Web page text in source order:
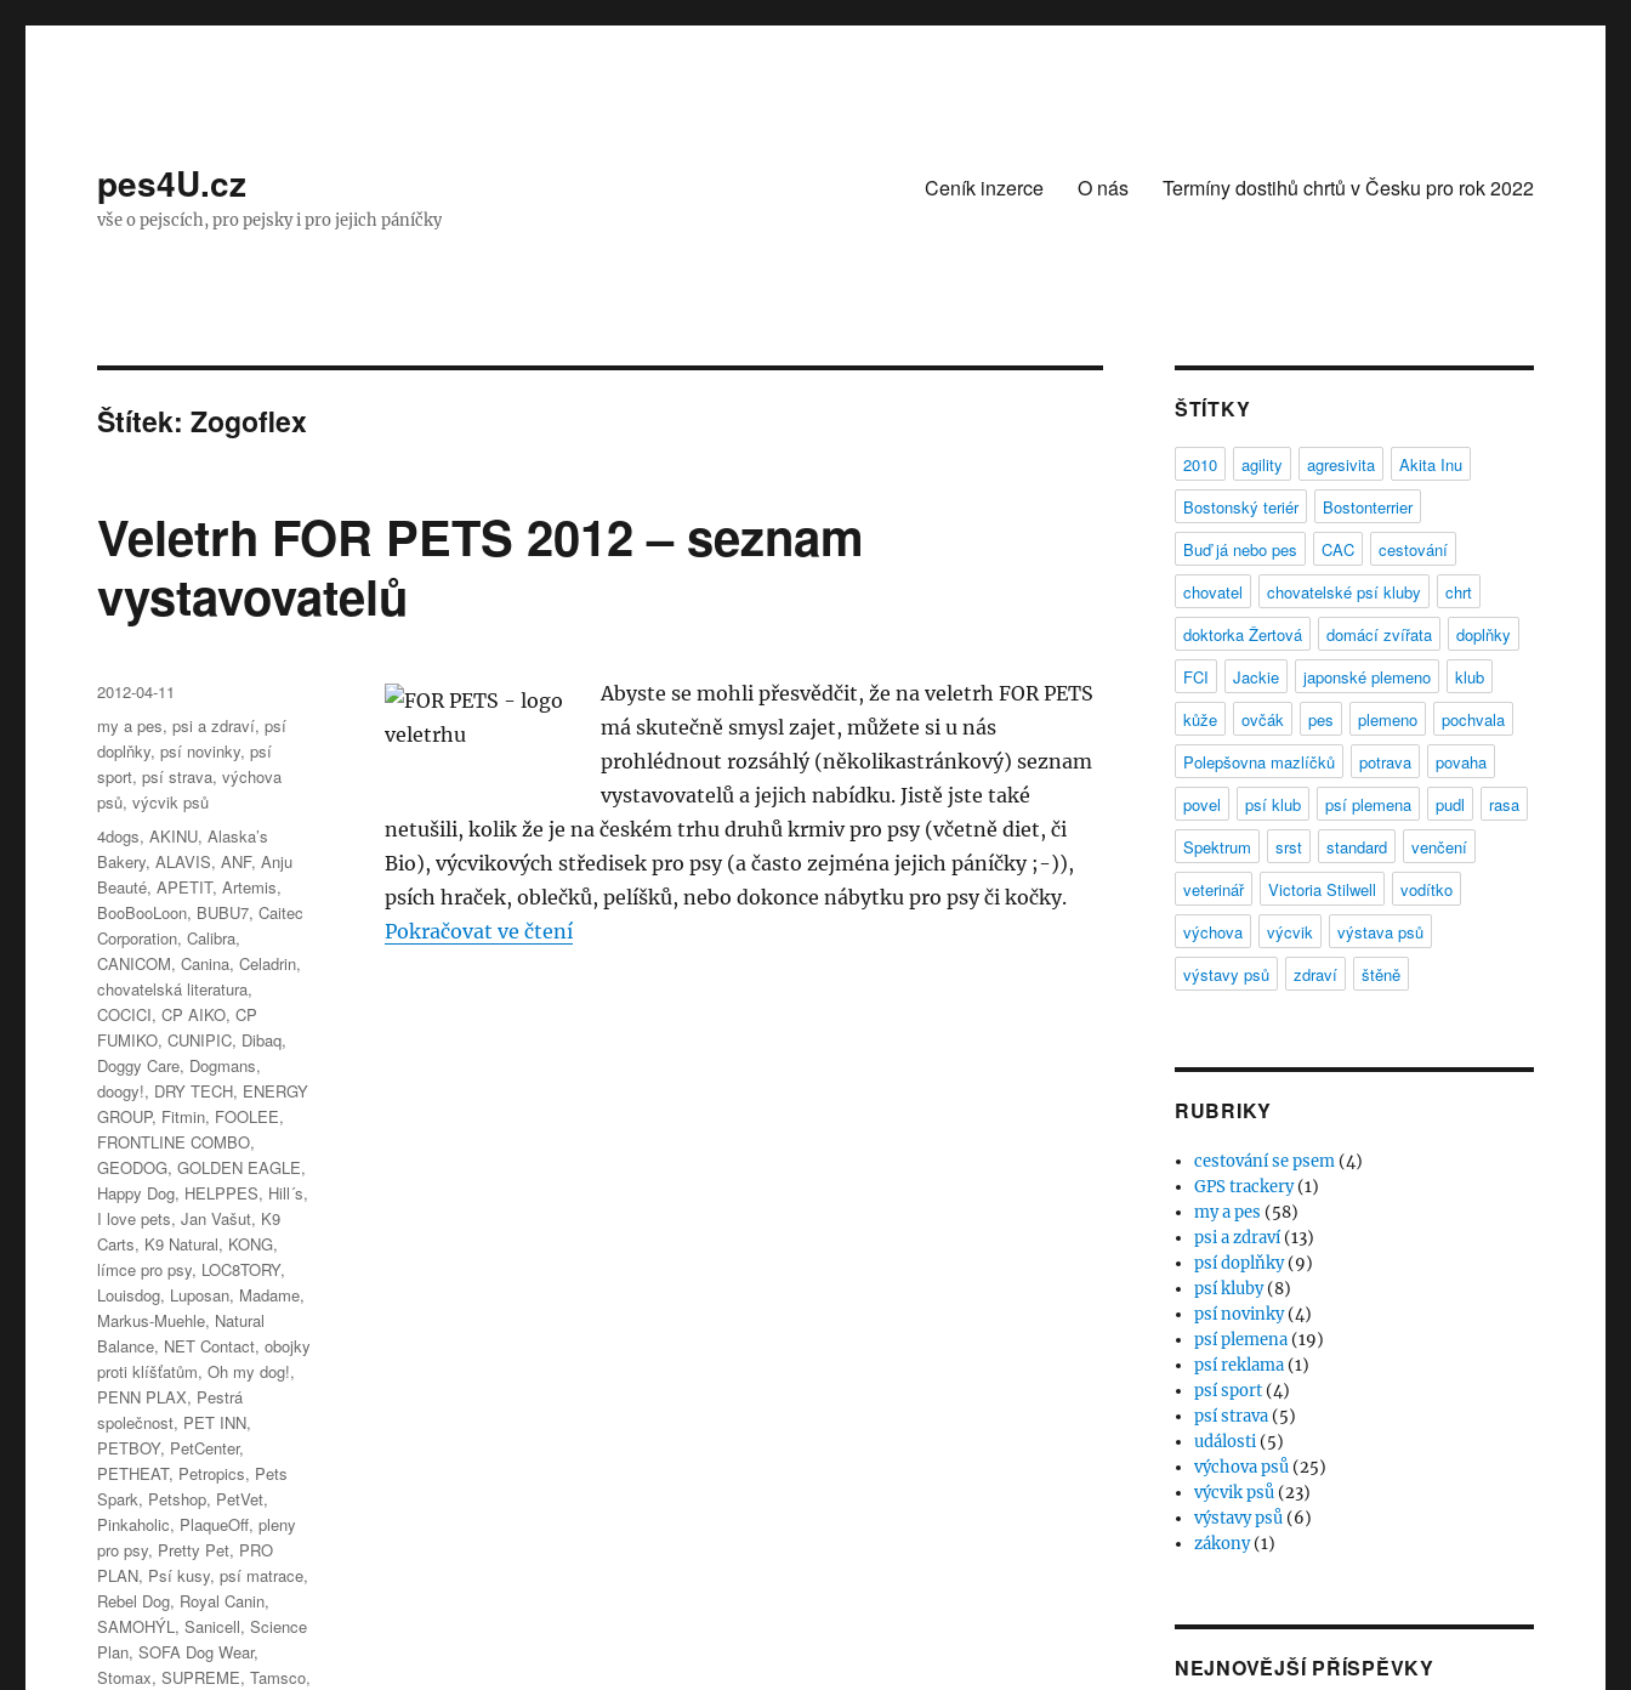
pes4U.cz
vše o pejscích, pro pejsky i pro jejich páníčky
Ceník inzerce O nás Termíny dostihů chrtů v Česku pro rok 2022
Štítek:Zogoflex
Veletrh FOR PETS 2012 – seznam
vystavovatelů
Abyste se mohli přesvědčit, že na veletrh FOR PETS
má skutečně smysl zajet, můžete si u nás
prohlédnout rozsáhlý (několikastránkový) seznam
vystavovatelů a jejich nabídku. Jistě jste také
netušili, kolik že je na českém trhu druhů krmiv pro psy (včetně diet, či
Bio), výcvikových středisek pro psy (a často zejména jejich páníčky ;-)),
psích hraček, oblečků, pelíšků, nebo dokonce nábytku pro psy či kočky.
Pokračovat ve čtení„Veletrh FOR PETS 2012 – seznam vystavovatelů“
Publikováno:
2012-04-11
Rubriky:
my a pes,psi a zdraví,psí
doplňky,psí novinky,psí
sport,psí strava,výchova
psů,výcvik psů
Štítky:
4dogs,AKINU,Alaska’s
Bakery,ALAVIS,ANF,Anju
Beauté,APETIT,Artemis,
BooBooLoon, BUBU7,Caitec
Corporation,Calibra,
CANICOM,Canina,Celadrin,
chovatelská literatura,
COCICI,CP AIKO,CP
FUMIKO,CUNIPIC, Dibaq,
Doggy Care, Dogmans,
doogy!, DRY TECH, ENERGY
GROUP, Fitmin, FOOLEE,
FRONTLINE COMBO,
GEODOG,GOLDEN EAGLE,
Happy Dog, HELPPES, Hill´s,
I love pets,Jan Vašut, K9
Carts, K9 Natural, KONG,
límce pro psy, LOC8TORY,
Louisdog, Luposan, Madame,
Markus-Muehle, Natural
Balance, NET Contact,obojky
proti klíšťatům,Oh my dog!,
PENN PLAX, Pestrá
společnost, PET INN,
PETBOY, PetCenter,
PETHEAT, Petropics, Pets
Spark, Petshop, PetVet,
Pinkaholic, PlaqueOff,pleny
pro psy, Pretty Pet, PRO
PLAN, Psí kusy,psí matrace,
Rebel Dog, Royal Canin,
SAMOHÝL,Sanicell,Science
Plan,SOFA Dog Wear,
Stomax,SUPREME,Tamsco,
ŠTÍTKY
2010 agility agresivita
Akita Inu
Bostonský teriér
Bostonterrier
Buď já nebo pes
CAC
cestování
chovatel
chovatelské psí kluby
chrt
doktorka Žertová
domácí zvířata
doplňky
FCI
Jackie japonské plemeno
klub
kůže
ovčák pes plemeno
pochvala
Polepšovna mazlíčků
potrava
povaha
povel
psí klub psí plemena pudl
rasa
Spektrum
srst standard
venčení
veterinář
Victoria Stilwell
vodítko
výchova
výcvik
výstava psů
výstavy psů
zdraví štěně
RUBRIKY
cestování se psem (4)
GPS trackery(1)
my a pes (58)
psi a zdraví (13)
psí doplňky(9)
psí kluby(8)
psí novinky(4)
psí plemena (19)
psí reklama (1)
psí sport (4)
psí strava (5)
události (5)
výchova psů (25)
výcvik psů (23)
výstavy psů (6)
zákony(1)
NEJNOVĚJŠÍ PŘÍSPĚVKY